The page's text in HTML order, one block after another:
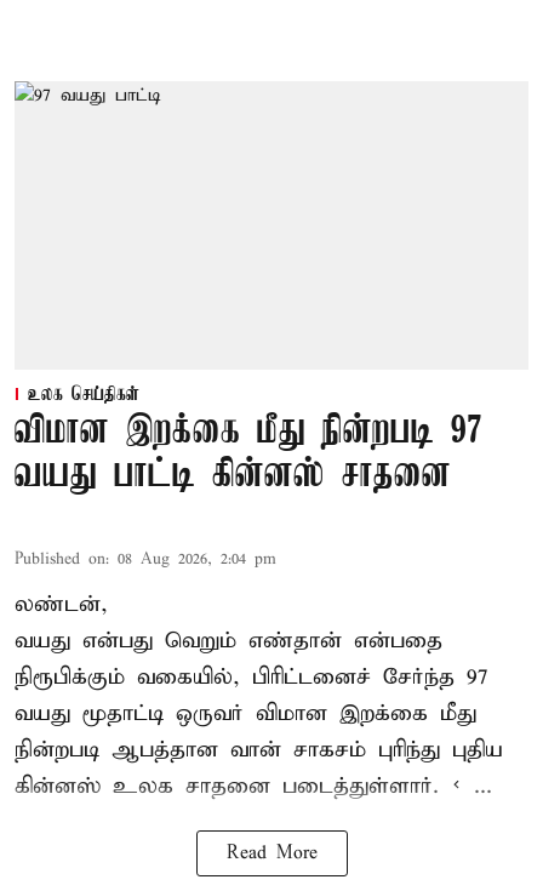
உலக செய்திகள்
விமான இறக்கை மீது நின்றபடி 97
வயது பாட்டி கின்னஸ் சாதனை
Published on: 08 Aug 2026, 2:04 pm
லண்டன்,
வயது என்பது வெறும் எண்தான் என்பதை
நிரூபிக்கும் வகையில், பிரிட்டனைச் சேர்ந்த 97
வயது மூதாட்டி ஒருவர் விமான இறக்கை மீது
நின்றபடி ஆபத்தான வான் சாகசம் புரிந்து புதிய
கின்னஸ் உலக சாதனை படைத்துள்ளார். < ...
Read More